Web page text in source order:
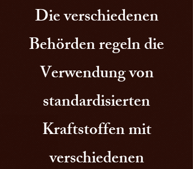
Die verschiedenen
Behörden regeln die
Verwendung von
standardisierten
Kraftstoffen mit
verschiedenen